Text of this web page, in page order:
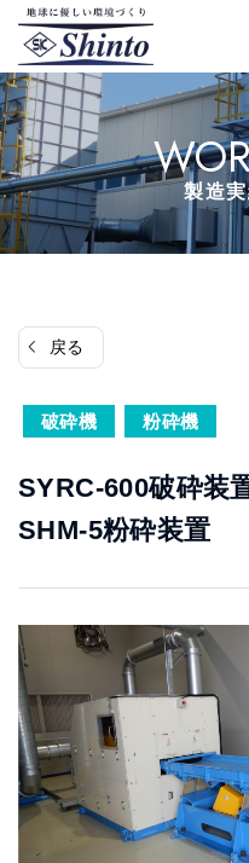
テ
ン
ツ
へ
ス
キ
製造
戻る
破砕機 粉砕機
SYRC-600破砕装
SHM-5粉砕装置